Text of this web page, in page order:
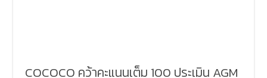
COCOCO คว้าคะแนนเต็ม 100 ประเมิน AGM